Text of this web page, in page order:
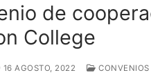
de
College
16 AGOSTO, 2022 CONVENIOS